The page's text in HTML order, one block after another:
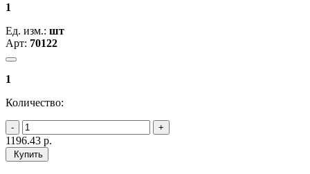
1
Ед. изм.: шт
Арт: 70122
1
Количество:
1196.43 р.
Купить